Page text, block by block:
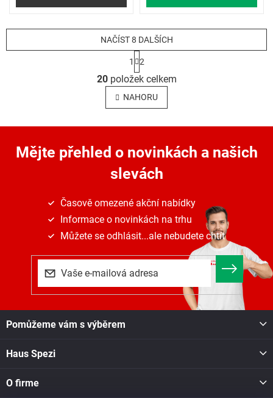
O
v
l
á
í
r
k
y
v
ý
i
s
NAČÍST 8 DALŠÍCH
t
r
á
n
k
v
n
í
1 2
20položek celkem
NAHORU
Mějte přehled o novinkách a našich
slevách
Časově omezené akční nabídky
Informace o novinkách na trhu
Můžete se odhlásit...ale nebudete chtít
Pomůžeme vám s výběrem
Haus Spezi
O firme